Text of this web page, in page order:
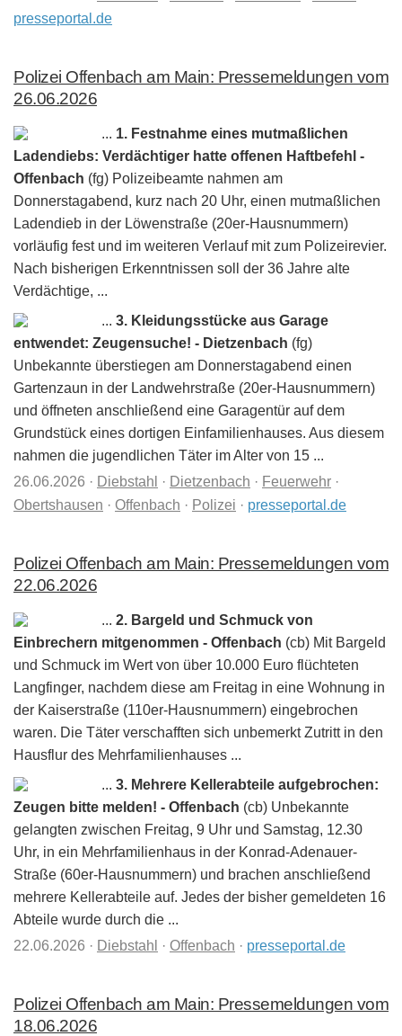
presseportal.de
Polizei Offenbach am Main: Pressemeldungen vom
26.06.2026
... 1. Festnahme eines mutmaßlichen
Ladendiebs: Verdächtiger hatte offenen Haftbefehl -
Offenbach (fg) Polizeibeamte nahmen am
Donnerstagabend, kurz nach 20 Uhr, einen mutmaßlichen
Ladendieb in der Löwenstraße (20er-Hausnummern)
vorläufig fest und im weiteren Verlauf mit zum Polizeirevier.
Nach bisherigen Erkenntnissen soll der 36 Jahre alte
Verdächtige, ...
... 3. Kleidungsstücke aus Garage
entwendet: Zeugensuche! - Dietzenbach (fg)
Unbekannte überstiegen am Donnerstagabend einen
Gartenzaun in der Landwehrstraße (20er-Hausnummern)
und öffneten anschließend eine Garagentür auf dem
Grundstück eines dortigen Einfamilienhauses. Aus diesem
nahmen die jugendlichen Täter im Alter von 15 ...
26.06.2026 · Diebstahl · Dietzenbach · Feuerwehr ·
Obertshausen · Offenbach · Polizei · presseportal.de
Polizei Offenbach am Main: Pressemeldungen vom
22.06.2026
... 2. Bargeld und Schmuck von
Einbrechern mitgenommen - Offenbach (cb) Mit Bargeld
und Schmuck im Wert von über 10.000 Euro flüchteten
Langfinger, nachdem diese am Freitag in eine Wohnung in
der Kaiserstraße (110er-Hausnummern) eingebrochen
waren. Die Täter verschafften sich unbemerkt Zutritt in den
Hausflur des Mehrfamilienhauses ...
... 3. Mehrere Kellerabteile aufgebrochen:
Zeugen bitte melden! - Offenbach (cb) Unbekannte
gelangten zwischen Freitag, 9 Uhr und Samstag, 12.30
Uhr, in ein Mehrfamilienhaus in der Konrad-Adenauer-
Straße (60er-Hausnummern) und brachen anschließend
mehrere Kellerabteile auf. Jedes der bisher gemeldeten 16
Abteile wurde durch die ...
22.06.2026 · Diebstahl · Offenbach · presseportal.de
Polizei Offenbach am Main: Pressemeldungen vom
18.06.2026